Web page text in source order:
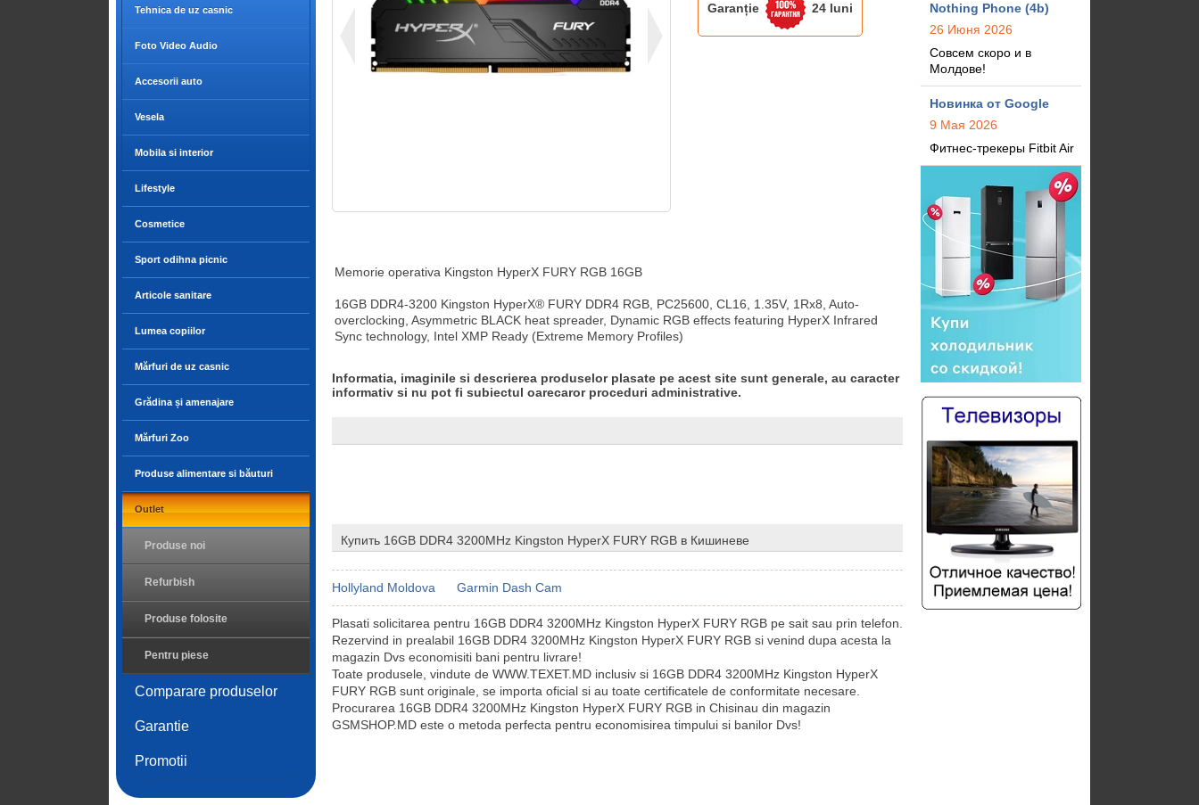
Tehnica de uz casnic
Foto Video Audio
Accesorii auto
Vesela
Mobila si interior
Lifestyle
Cosmetice
Sport odihna picnic
Articole sanitare
Lumea copiilor
Mărfuri de uz casnic
Grădina și amenajare
Mărfuri Zoo
Produse alimentare si băuturi
Outlet
Produse noi
Refurbish
Produse folosite
Pentru piese
Comparare produselor
Garantie
Promotii
Garanție 24 luni
Memorie operativa Kingston HyperX FURY RGB 16GB
16GB DDR4-3200 Kingston HyperX® FURY DDR4 RGB, PC25600, CL16, 1.35V, 1Rx8, Auto-
overclocking, Asymmetric BLACK heat spreader, Dynamic RGB effects featuring HyperX Infrared
Sync technology, Intel XMP Ready (Extreme Memory Profiles)
Informatia, imaginile si descrierea produselor plasate pe acest site sunt generale, au caracter
informativ si nu pot fi subiectul oarecaror proceduri administrative.
Купить 16GB DDR4 3200MHz Kingston HyperX FURY RGB в Кишиневе
Hollyland Moldova Garmin Dash Cam
Plasati solicitarea pentru 16GB DDR4 3200MHz Kingston HyperX FURY RGB pe sait sau prin telefon.
Rezervind in prealabil 16GB DDR4 3200MHz Kingston HyperX FURY RGB si venind dupa acesta la
magazin Dvs economisiti bani pentru livrare!
Toate produsele, vindute de WWW.TEXET.MD inclusiv si 16GB DDR4 3200MHz Kingston HyperX
FURY RGB sunt originale, se importa oficial si au toate certificatele de conformitate necesare.
Procurarea 16GB DDR4 3200MHz Kingston HyperX FURY RGB in Chisinau din magazin
GSMSHOP.MD este o metoda perfecta pentru economisirea timpului si banilor Dvs!
Nothing Phone (4b)
26 Июня 2026
Совсем скоро и в
Молдове!
Новинка от Google
9 Мая 2026
Фитнес-трекеры Fitbit Air